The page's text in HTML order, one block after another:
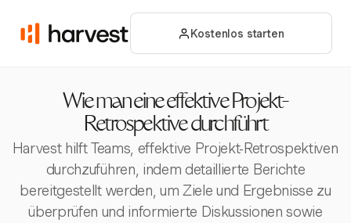
Kostenlos starten
Wie man eine effektive Projekt-
Retrospektive durchführt
Harvest hilft Teams, effektive Projekt-Retrospektiven
durchzuführen, indem detaillierte Berichte
bereitgestellt werden, um Ziele und Ergebnisse zu
überprüfen und informierte Diskussionen sowie